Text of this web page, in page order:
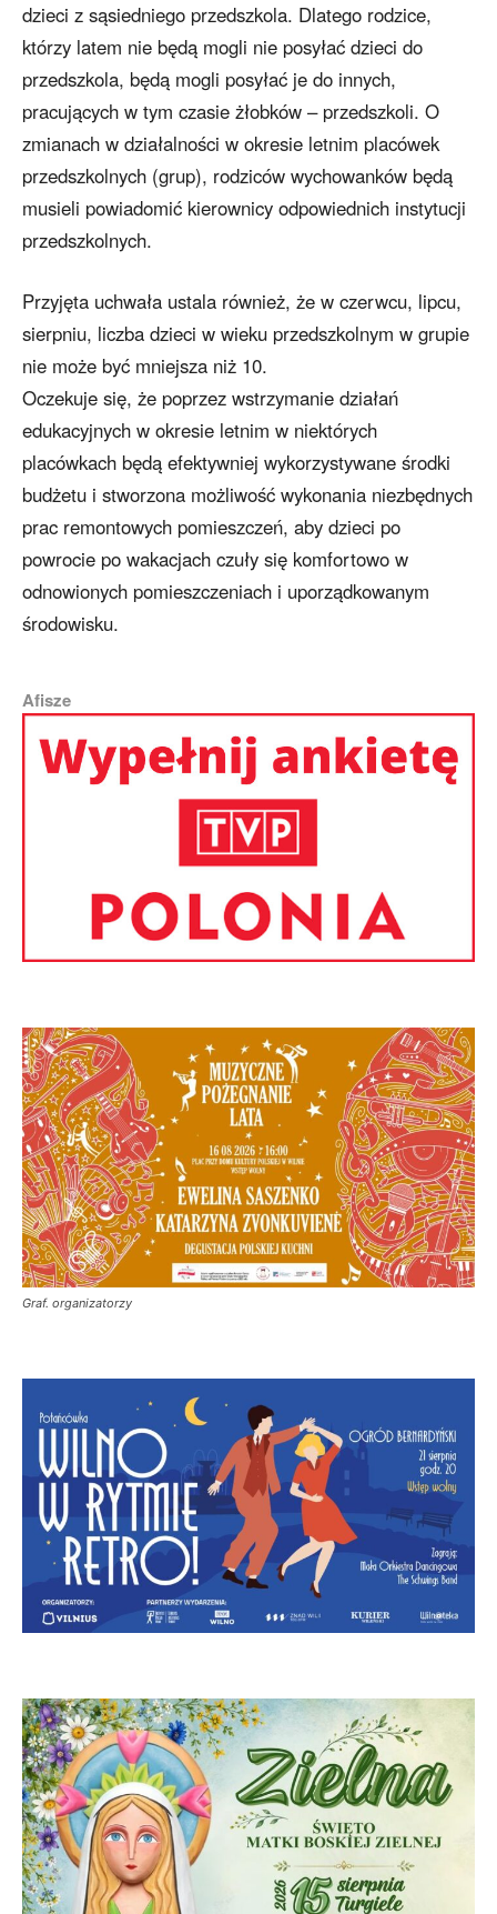
dzieci z sąsiedniego przedszkola. Dlatego rodzice,
którzy latem nie będą mogli nie posyłać dzieci do
przedszkola, będą mogli posyłać je do innych,
pracujących w tym czasie żłobków – przedszkoli. O
zmianach w działalności w okresie letnim placówek
przedszkolnych (grup), rodziców wychowanków będą
musieli powiadomić kierownicy odpowiednich instytucji
przedszkolnych.
Przyjęta uchwała ustala również, że w czerwcu, lipcu,
sierpniu, liczba dzieci w wieku przedszkolnym w grupie
nie może być mniejsza niż 10.
Oczekuje się, że poprzez wstrzymanie działań
edukacyjnych w okresie letnim w niektórych
placówkach będą efektywniej wykorzystywane środki
budżetu i stworzona możliwość wykonania niezbędnych
prac remontowych pomieszczeń, aby dzieci po
powrocie po wakacjach czuły się komfortowo w
odnowionych pomieszczeniach i uporządkowanym
środowisku.
Afisze
Graf. organizatorzy